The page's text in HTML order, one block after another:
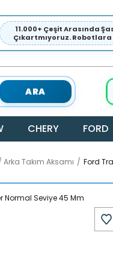
11.000+ Çeşit Arasında
Çıkartmıyoruz. Robotlara
ARA
CHERY FORD
Arka Takım Aksamı Ford